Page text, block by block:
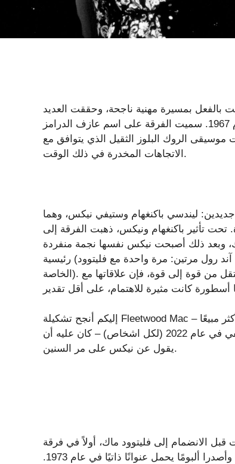
بالفعل بمسيرة مهنية ناجحة، وحققت العديد
من النجاحات على جانبي المحيط الأطلسي منذ تأسيسها في لندن عام 1967. سميت الفرقة على اسم عازف الدرامز
الروك البلوز الثقيل الذي يتوافق مع
الاتجاهات المخدرة في ذلك الوقت.
الفرقة عضوين جديدين: ليندسي باكنغهام وستيفي نيكس، وهما
تحت تأثير باكنغهام ونيكس، ذهبت الفرقة إلى
وبعد ذلك أصبحت نيكس نفسها نجمة منفردة
رئيسية (تم إدخالها في قاعة مشاهير الروك آند رول مرتين: مرة واحدة مع فليتوود Mac ومرة ​​أخرى بناءً على مزاياها
الخاصة). ولكن في حين أن رحلة نيكس إلى عالم موسيقى البوب ​​جعلتها تنتقل من قوة إلى قوة، فإن علاقاتها مع
إليكم أنجح تشكيلة Fleetwood Mac – تلك التي أنشأت الألبوم الأكثر مبيعًا “Rumours” في عام 1977، والذي قال
نيكس إنه “ليس لديه فرصة” للإصلاح بعد وفاة العضوة كريستين ماكفي في عام 2022 (لكل اشخاص) – كان عليه أن
يقول عن نيكس على مر السنين.
الانضمام إلى فليتوود ماك، أولاً في فرقة
فريتز للمخدرات قصيرة العمر، ثم لاحقًا كثنائي، باكنغهام نيكس، وأصدرا ألبومًا يحمل عنوانًا ذاتيًا في عام 1973.